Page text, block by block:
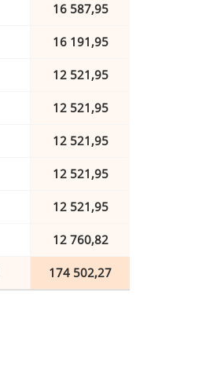
16 587,95
16 191,95
12 521,95
12 521,95
12 521,95
12 521,95
12 521,95
12 760,82
174 502,27